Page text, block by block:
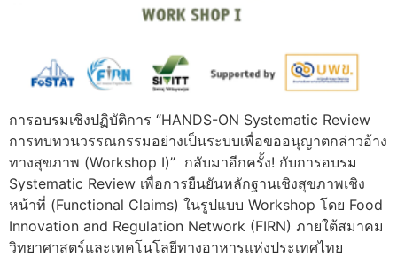
การอบรมเชิงปฏิบัติการ “HANDS-ON Systematic Review
การทบทวนวรรณกรรมอย่างเป็นระบบเพื่อขออนุญาตกล่าวอ้าง
ทางสุขภาพ (Workshop I)” กลับมาอีกครั้ง! กับการอบรม
Systematic Review เพื่อการยืนยันหลักฐานเชิงสุขภาพเชิง
หน้าที่ (Functional Claims) ในรูปแบบ Workshop โดย Food
Innovation and Regulation Network (FIRN) ภายใต้สมาคม
วิทยาศาสตร์และเทคโนโลยีทางอาหารแห่งประเทศไทย